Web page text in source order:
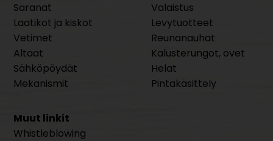
Saranat
Laatikot ja kiskot
Vetimet
Altaat
Sähköpöydät
Mekanismit
Valaistus
Levytuotteet
Reunanauhat
Kalusterungot, ovet
Helat
Pintakäsittely
Muut linkit
Whistleblowing